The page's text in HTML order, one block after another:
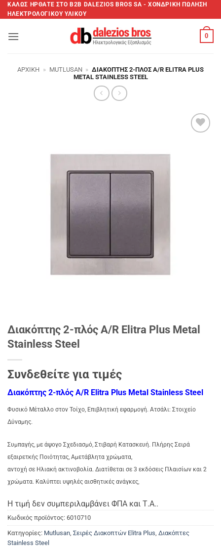
Μετάβαση
στο
ΚΑΛΩΣ ΗΡΘΑΤΕ ΣTO B2B DALEZIOS BROS SA - XΟΝΔΡΙΚΗ ΠΩΛΗΣΗ
ΗΛΕΚΤΡΟΛΟΓΙΚΟΥ ΥΛΙΚΟΥ
0
ΑΡΧΙΚΉ » MUTLUSAN » ΔΙΑΚΌΠΤΗΣ 2-ΠΛΌΣ A/R ELITRA PLUS
METAL STAINLESS STEEL
Διακόπτης 2-πλός A/R Elitra Plus Metal
Stainless Steel
Συνδεθείτε για τιμές
Διακόπτης 2-πλός A/R Elitra Plus Metal Stainless Steel
Φυσικό Μέταλλο στον Τοίχο, Επιβλητική εφαρμογή. Ατσάλι: Στοιχείο
Δύναμης.
Συμπαγής, με άψογο Σχεδιασμό, Στιβαρή Κατασκευή. Πλήρης Σειρά
εξαιρετκής Ποιότητας, Αμετάβλητα χρώματα,
αντοχή σε Ηλιακή ακτινοβολία. Διατίθεται σε 3 εκδόσεις Πλαισίων και 2
χρώματα. Καλύπτει υψηλές αισθητικές ανάγκες,
Η τιμή δεν συμπεριλαμβάνει ΦΠΑ και Τ.Α..
Κωδικός προϊόντος: 6010710
Κατηγορίες: Mutlusan Σειρές Διακοπτών Elitra Plus Διακόπτες
Stainless Steel